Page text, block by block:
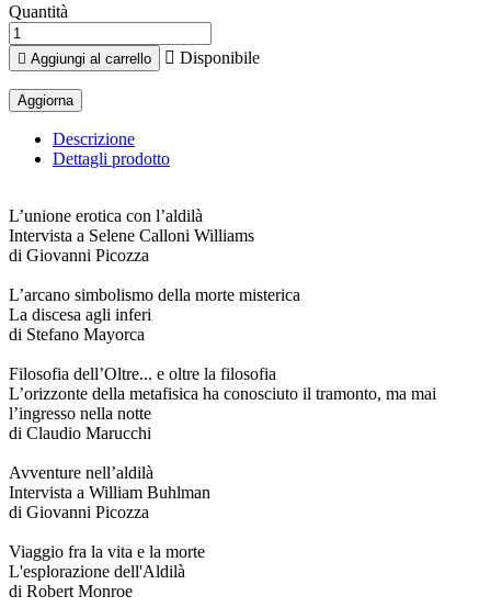
Quantità
 Aggiungi al carrello  Disponibile
Descrizione
Dettagli prodotto
L’unione erotica con l’aldilà
Intervista a Selene Calloni Williams
di Giovanni Picozza
L’arcano simbolismo della morte misterica
La discesa agli inferi
di Stefano Mayorca
Filosofia dell’Oltre... e oltre la filosofia
L’orizzonte della metafisica ha conosciuto il tramonto, ma mai
l’ingresso nella notte
di Claudio Marucchi
Avventure nell’aldilà
Intervista a William Buhlman
di Giovanni Picozza
Viaggio fra la vita e la morte
L'esplorazione dell'Aldilà
di Robert Monroe